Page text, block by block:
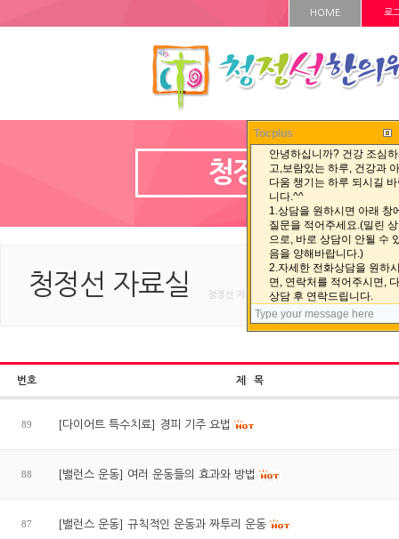
HOME 로
청정선 자료실
청정선 자료실 청정선 자료실 < 청정선 자료실 < HOME
번호 제 목
89 [다이어트 특수치료] 경피 기주 요법
88 [밸런스 운동] 여러 운동들의 효과와 방법
87 [밸런스 운동] 규칙적인 운동과 짜투리 운동
Tocplus